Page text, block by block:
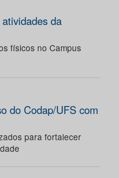
da
físicos no Campus
do Codap/UFS com
para fortalecer